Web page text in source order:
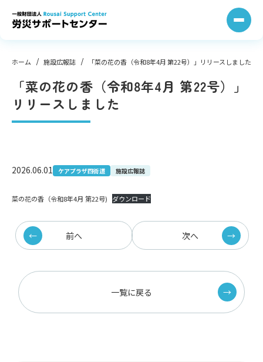
ホーム 施設広報誌 「菜の花の香（令和8年4月 第22号）」リリースしました
「菜の花の香（令和8年4月 第22号）」
リリースしました
2026.06.01 ケアプラザ四街道 施設広報誌
菜の花の香（令和8年4月 第22号) ダウンロード
前へ 次へ
一覧に戻る